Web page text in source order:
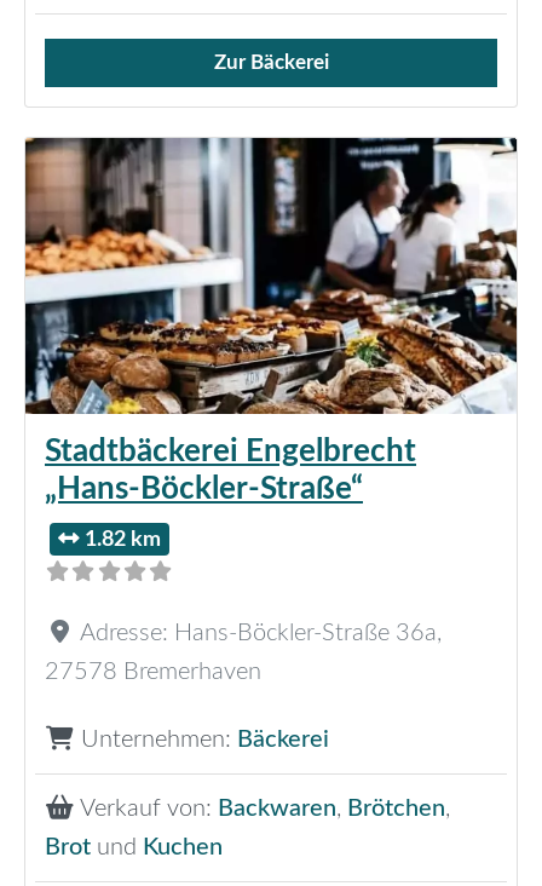
Verkauf von Brötchen,
Zur Bäckerei
Stadtbäckerei Engelbrecht
„Hans-Böckler-Straße“
1.82 km
Adresse: Hans-Böckler-Straße 36a,
27578 Bremerhaven
Unternehmen: Bäckerei
Verkauf von: Backwaren, Brötchen,
Brot und Kuchen